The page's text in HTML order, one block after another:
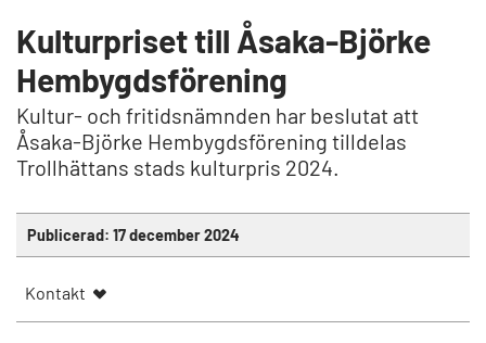
Kulturpriset till Åsaka-Björke
Hembygdsförening
Kultur- och fritidsnämnden har beslutat att
Åsaka-Björke Hembygdsförening tilldelas
Trollhättans stads kulturpris 2024.
Publicerad: 17 december 2024
Kontakt